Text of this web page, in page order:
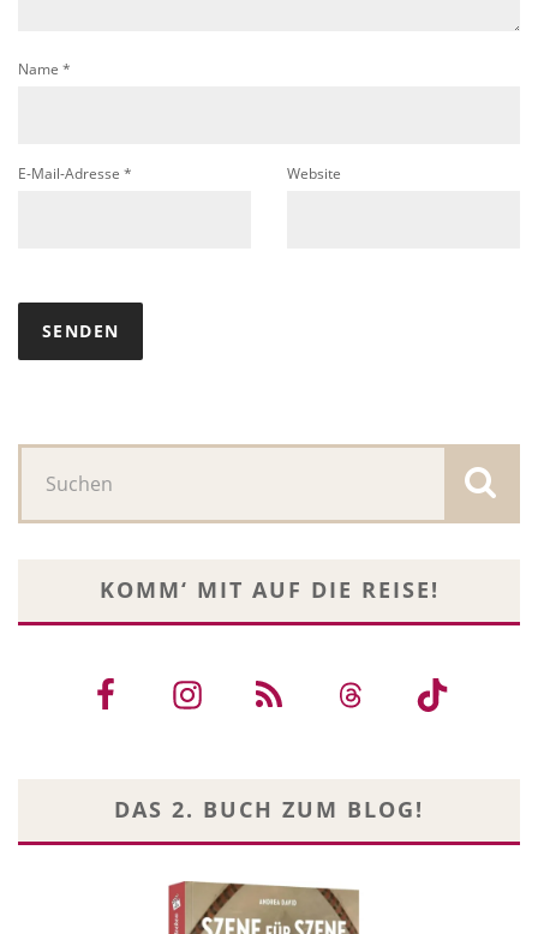
Name *
E-Mail-Adresse * Website
KOMM‘ MIT AUF DIE REISE!
DAS 2. BUCH ZUM BLOG!